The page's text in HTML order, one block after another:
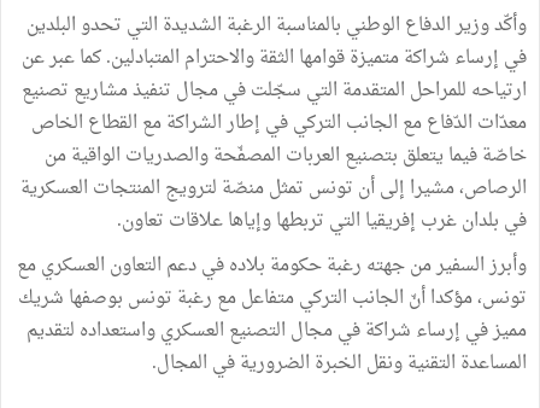
وأكّد وزير الدفاع الوطني بالمناسبة الرغبة الشديدة التي تحدو البلدين
في إرساء شراكة متميزة قوامها الثقة والاحترام المتبادلين. كما عبر عن
ارتياحه للمراحل المتقدمة التي سجّلت في مجال تنفيذ مشاريع تصنيع
معدّات الدّفاع مع الجانب التركي في إطار الشراكة مع القطاع الخاص
خاصّة فيما يتعلق بتصنيع العربات المصفّحة والصدريات الواقية من
الرصاص، مشيرا إلى أن تونس تمثل منصّة لترويج المنتجات العسكرية
في بلدان غرب إفريقيا التي تربطها وإياها علاقات تعاون.
وأبرز السفير من جهته رغبة حكومة بلاده في دعم التعاون العسكري مع
تونس، مؤكدا أنّ الجانب التركي متفاعل مع رغبة تونس بوصفها شريك
مميز في إرساء شراكة في مجال التصنيع العسكري واستعداده لتقديم
المساعدة التقنية ونقل الخبرة الضرورية في المجال.